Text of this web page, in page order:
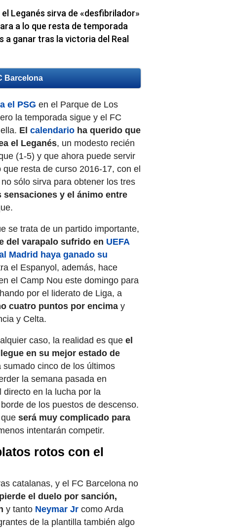
Leganés sirva de «desfibrilador»
a lo que resta de temporada
a ganar tras la victoria del Real
Barcelona
el PSG en el Parque de Los
la temporada sigue y el FC
El calendario ha querido que
el Leganés, un modesto recién
(1-5) y que ahora puede servir
resta de curso 2016-17, con el
sólo sirva para obtener los tres
sensaciones y el ánimo entre
se trata de un partido importante,
del varapalo sufrido en UEFA
Madrid haya ganado su
el Espanyol, además, hace
el Camp Nou este domingo para
por el liderato de Liga, a
cuatro puntos por encima y
y Celta.
caso, la realidad es que el
en su mejor estado de
cinco de los últimos
la semana pasada en
directo en la lucha por la
de los puestos de descenso.
será muy complicado para
intentarán competir.
rotos con el
catalanas, y el FC Barcelona no
el duelo por sanción,
y tanto Neymar Jr como Arda
de la plantilla también algo